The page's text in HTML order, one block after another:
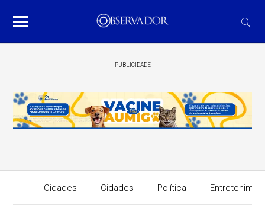
PUBLICIDADE
Cidades Cidades Política